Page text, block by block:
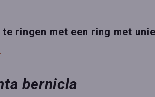
ringen met een ring met
bernicla